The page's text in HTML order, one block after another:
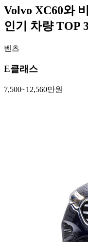
Volvo XC60와
인기 차량 TOP
벤츠
E클래스
7,500~12,560만원